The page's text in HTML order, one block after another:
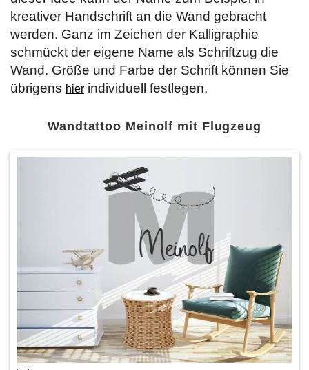
kreativer Handschrift an die Wand gebracht
werden. Ganz im Zeichen der Kalligraphie
schmückt der eigene Name als Schriftzug die
Wand. Größe und Farbe der Schrift können Sie
übrigens hier individuell festlegen.
Wandtattoo Meinolf mit Flugzeug